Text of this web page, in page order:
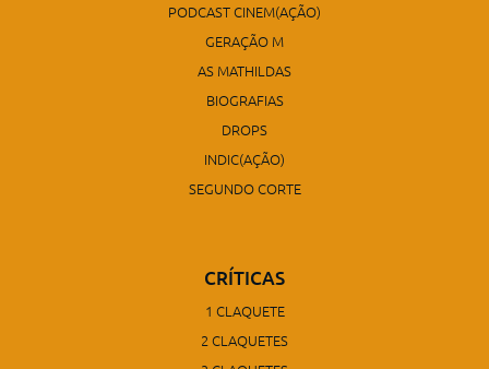
PODCAST CINEM(AÇÃO)
GERAÇÃO M
AS MATHILDAS
BIOGRAFIAS
DROPS
INDIC(AÇÃO)
SEGUNDO CORTE
CRÍTICAS
1 CLAQUETE
2 CLAQUETES